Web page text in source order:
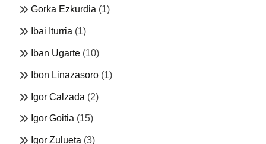
Gorka Ezkurdia (1)
Ibai Iturria (1)
Iban Ugarte (10)
Ibon Linazasoro (1)
Igor Calzada (2)
Igor Goitia (15)
Igor Zulueta (3)